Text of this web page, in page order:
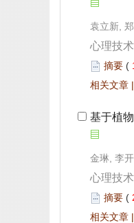
|
基于植
|